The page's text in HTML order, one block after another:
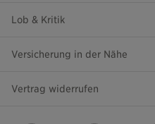
Lob & Kritik
Versicherung in der Nähe
Vertrag widerrufen